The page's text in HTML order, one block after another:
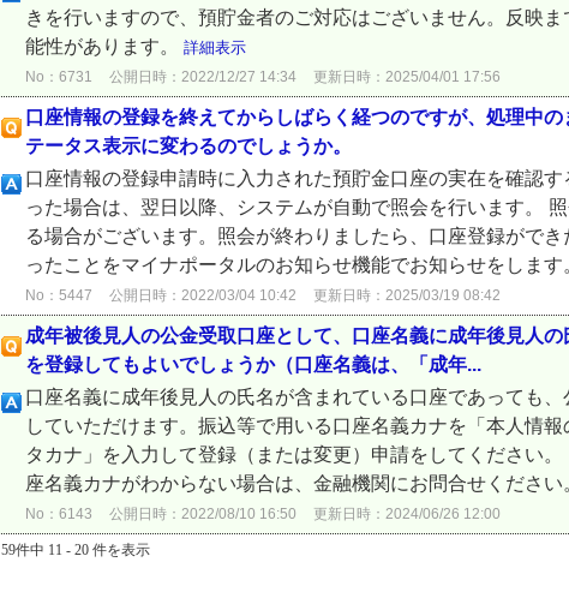
きを行いますので、預貯金者のご対応はございません。反映
能性があります。 詳細表示
No：6731 公開日時：2022/12/27 14:34 更新日時：2025/04/01 17:56
口座情報の登録を終えてからしばらく経つのですが、処理中
テータス表示に変わるのでしょうか。
口座情報の登録申請時に入力された預貯金口座の実在を確認
った場合は、翌日以降、システムが自動で照会を行います。
る場合がございます。照会が終わりましたら、口座登録がで
ったことをマイナポータルのお知らせ機能でお知らせをします
No：5447 公開日時：2022/03/04 10:42 更新日時：2025/03/19 08:42
成年被後見人の公金受取口座として、口座名義に成年後見人
を登録してもよいでしょうか（口座名義は、「成年...
口座名義に成年後見人の氏名が含まれている口座であっても
していただけます。振込等で用いる口座名義カナを「本人情
タカナ」を入力して登録（または変更）申請をしてください
座名義カナがわからない場合は、金融機関にお問合せください
No：6143 公開日時：2022/08/10 16:50 更新日時：2024/06/26 12:00
59件中 11 - 20 件を表示